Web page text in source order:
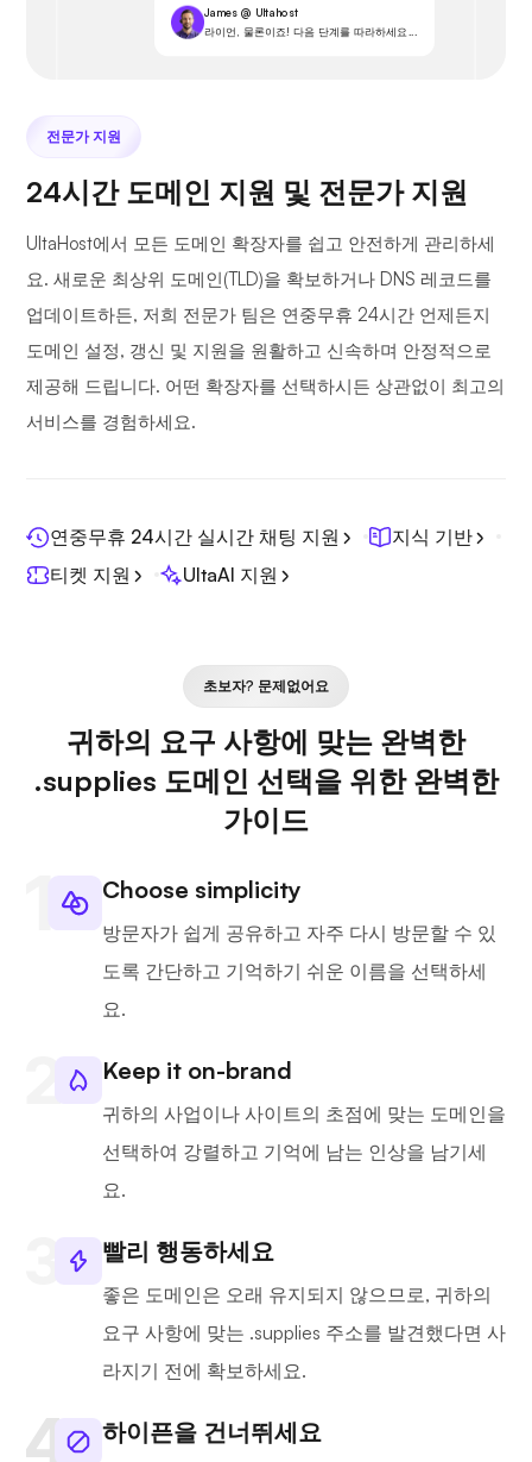
James @ Ultahost
라이언, 물론이죠! 다음 단계를 따라하세요...
전문가 지원
24시간 도메인 지원 및 전문가 지원
UltaHost에서 모든 도메인 확장자를 쉽고 안전하게 관리하세
요. 새로운 최상위 도메인(TLD)을 확보하거나 DNS 레코드를
업데이트하든, 저희 전문가 팀은 연중무휴 24시간 언제든지
도메인 설정, 갱신 및 지원을 원활하고 신속하며 안정적으로
제공해 드립니다. 어떤 확장자를 선택하시든 상관없이 최고의
서비스를 경험하세요.
연중무휴 24시간 실시간 채팅 지원
지식 기반
티켓 지원
UltaAI 지원
초보자? 문제없어요
귀하의 요구 사항에 맞는 완벽한
.supplies 도메인 선택을 위한 완벽한
가이드
Choose simplicity
방문자가 쉽게 공유하고 자주 다시 방문할 수 있
도록 간단하고 기억하기 쉬운 이름을 선택하세
요.
Keep it on-brand
귀하의 사업이나 사이트의 초점에 맞는 도메인을
선택하여 강렬하고 기억에 남는 인상을 남기세
요.
빨리 행동하세요
좋은 도메인은 오래 유지되지 않으므로, 귀하의
요구 사항에 맞는 .supplies 주소를 발견했다면 사
라지기 전에 확보하세요.
하이픈을 건너뛰세요